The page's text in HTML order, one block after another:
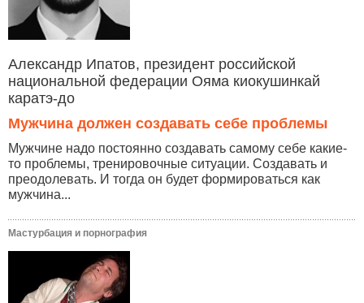
Александр Ипатов, президент российской
национальной федерации Ояма киокушинкай
каратэ-до
Мужчина должен создавать себе проблемы
Мужчине надо постоянно создавать самому себе какие-
то проблемы, тренировочные ситуации. Создавать и
преодолевать. И тогда он будет формироваться как
мужчина...
Мастурбация и порнография